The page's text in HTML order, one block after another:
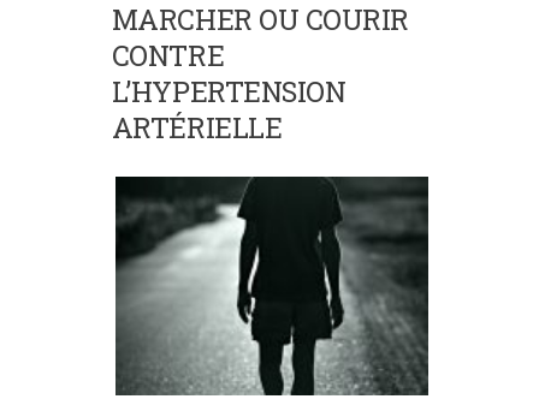
MARCHER OU COURIR
CONTRE
L’HYPERTENSION
ARTÉRIELLE